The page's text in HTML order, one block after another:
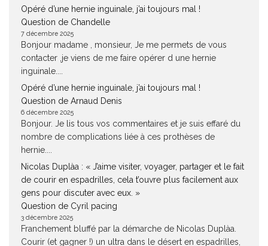
Opéré d’une hernie inguinale, j’ai toujours mal !
Question de Chandelle
7 décembre 2025
Bonjour madame , monsieur, Je me permets de vous
contacter ,je viens de me faire opérer d une hernie
inguinale....
Opéré d’une hernie inguinale, j’ai toujours mal !
Question de Arnaud Denis
6 décembre 2025
Bonjour. Je lis tous vos commentaires et je suis effaré du
nombre de complications liée à ces prothèses de
hernie....
Nicolas Duplàa : « J’aime visiter, voyager, partager et le fait
de courir en espadrilles, cela t’ouvre plus facilement aux
gens pour discuter avec eux. »
Question de Cyril pacing
3 décembre 2025
Franchement bluffé par la démarche de Nicolas Duplàa.
Courir (et gagner !) un ultra dans le désert en espadrilles,